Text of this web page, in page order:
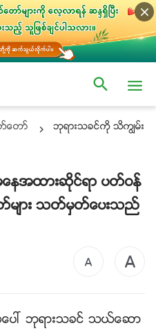
ေတာ္
ဘုရားသခင္ကို သိကြၽမ္း
အထားဆိုင္ရာ ပတ္ဝန္
မ်ား သတ္မွတ္ေပးသည္
ပၚ ဘုရားသခင္ သယ္ေဆာ